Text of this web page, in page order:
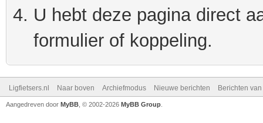
U hebt deze pagina direct
formulier of koppeling.
Ligfietsers.nl Naar boven Archiefmodus Nieuwe berichten Berichten
Aangedreven door MyBB , © 2002-2026 MyBB Group